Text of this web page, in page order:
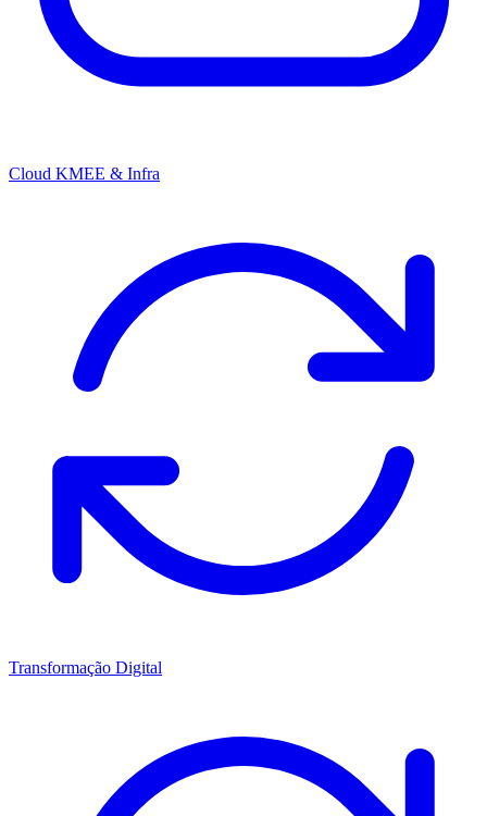
Cloud KMEE & Infra
Transformação Digital